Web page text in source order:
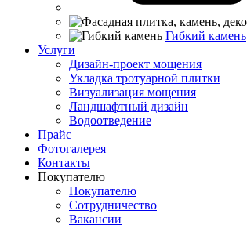
Гибкий камень
Услуги
Дизайн-проект мощения
Укладка тротуарной плитки
Визуализация мощения
Ландшафтный дизайн
Водоотведение
Прайс
Фотогалерея
Контакты
Покупателю
Покупателю
Сотрудничество
Вакансии